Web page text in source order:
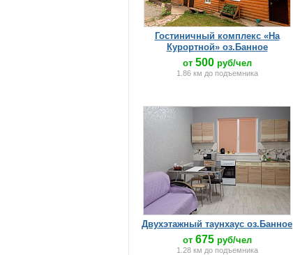
Гостиничный комплекс «На
Курортной» оз.Банное
от 500руб/чел
1.86 км до подъемника
Двухэтажный таунхаус оз.Банное
от 675руб/чел
1.28 км до подъемника